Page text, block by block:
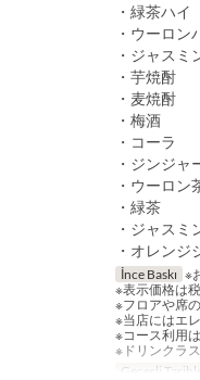
・緑茶ハイ
・ウーロン
・ジャスミ
・芋焼酎
・麦焼酎
・梅酒
・コーラ
・ジンジャ
・ウーロン
・緑茶
・ジャスミ
・オレンジ
İnce Baskı ※
※表示価格は
※フロアや席
※当店にはエ
※コース利用
※ドリンクラ
Geçerli Tarihler